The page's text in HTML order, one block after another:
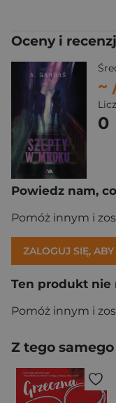
Oceny i
~
0
Powiedz nam,
Pomóż innym i
ZALOGUJ SIĘ,
Ten produkt nie
Pomóż innym i
Z tego